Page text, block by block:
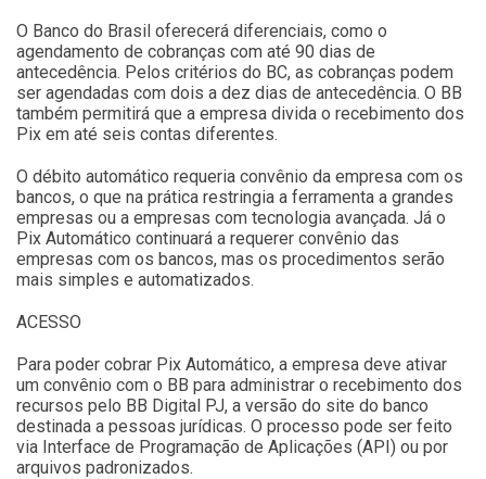
O Banco do Brasil oferecerá diferenciais, como o
agendamento de cobranças com até 90 dias de
antecedência. Pelos critérios do BC, as cobranças podem
ser agendadas com dois a dez dias de antecedência. O BB
também permitirá que a empresa divida o recebimento dos
Pix em até seis contas diferentes.
O débito automático requeria convênio da empresa com os
bancos, o que na prática restringia a ferramenta a grandes
empresas ou a empresas com tecnologia avançada. Já o
Pix Automático continuará a requerer convênio das
empresas com os bancos, mas os procedimentos serão
mais simples e automatizados.
ACESSO
Para poder cobrar Pix Automático, a empresa deve ativar
um convênio com o BB para administrar o recebimento dos
recursos pelo BB Digital PJ, a versão do site do banco
destinada a pessoas jurídicas. O processo pode ser feito
via Interface de Programação de Aplicações (API) ou por
arquivos padronizados.